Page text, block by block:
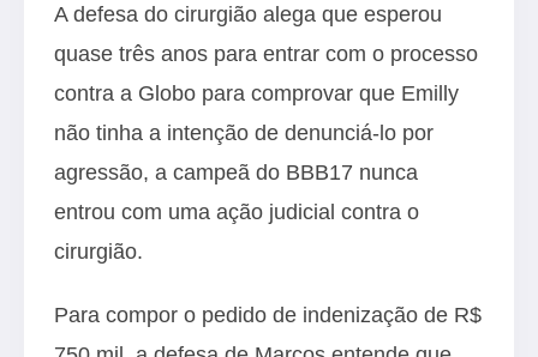
A defesa do cirurgião alega que esperou
quase três anos para entrar com o processo
contra a Globo para comprovar que Emilly
não tinha a intenção de denunciá-lo por
agressão, a campeã do BBB17 nunca
entrou com uma ação judicial contra o
cirurgião.
Para compor o pedido de indenização de R$